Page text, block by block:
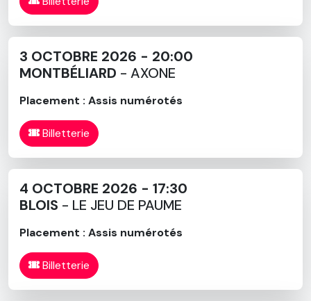
3 OCTOBRE 2026 - 20:00
MONTBÉLIARD - AXONE
Placement : Assis numérotés
Billetterie
4 OCTOBRE 2026 - 17:30
BLOIS - LE JEU DE PAUME
Placement : Assis numérotés
Billetterie